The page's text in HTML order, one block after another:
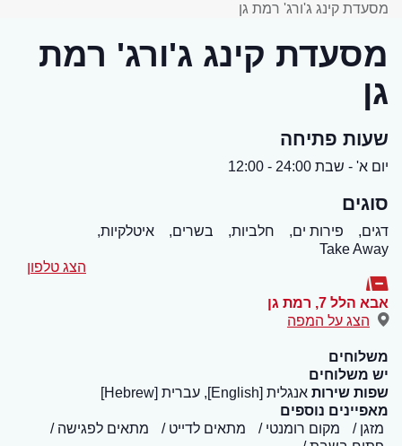
מסעדת קינג ג'ורג' רמת גן
מסעדת קינג ג'ורג' רמת
גן
שעות פתיחה
יום א' - שבת 24:00 - 12:00
סוגים
דגים, פירות ים, חלביות, בשרים,
איטלקיות,
Take Away
הצג טלפון
אבא הלל 7 , רמת גן
הצג על המפה
משלוחים
יש משלוחים
שפות שירות אנגלית [English], עברית [Hebrew]
מאפיינים נוספים
מזגן
מקום רומנטי מתאים לדייט
מתאים לפגישה